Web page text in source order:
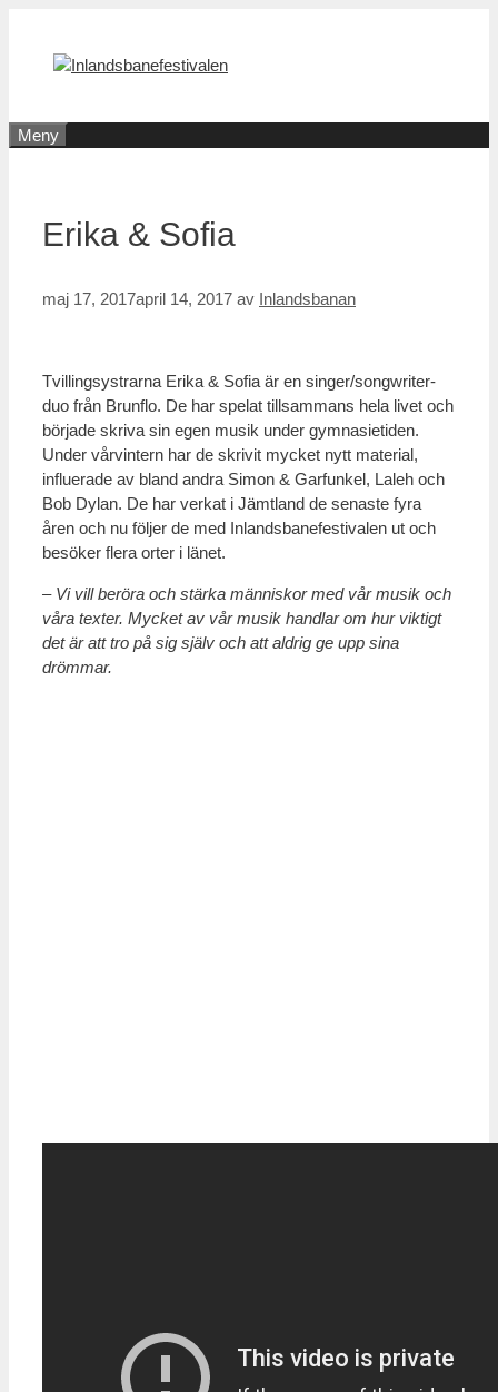
innehåll
Meny
Erika & Sofia
maj 17, 2017april 14, 2017 av Inlandsbanan
Tvillingsystrarna Erika & Sofia är en singer/songwriter-
duo från Brunflo. De har spelat tillsammans hela livet och
började skriva sin egen musik under gymnasietiden.
Under vårvintern har de skrivit mycket nytt material,
influerade av bland andra Simon & Garfunkel, Laleh och
Bob Dylan. De har verkat i Jämtland de senaste fyra
åren och nu följer de med Inlandsbanefestivalen ut och
besöker flera orter i länet.
– Vi vill beröra och stärka människor med vår musik och
våra texter. Mycket av vår musik handlar om hur viktigt
det är att tro på sig själv och att aldrig ge upp sina
drömmar.